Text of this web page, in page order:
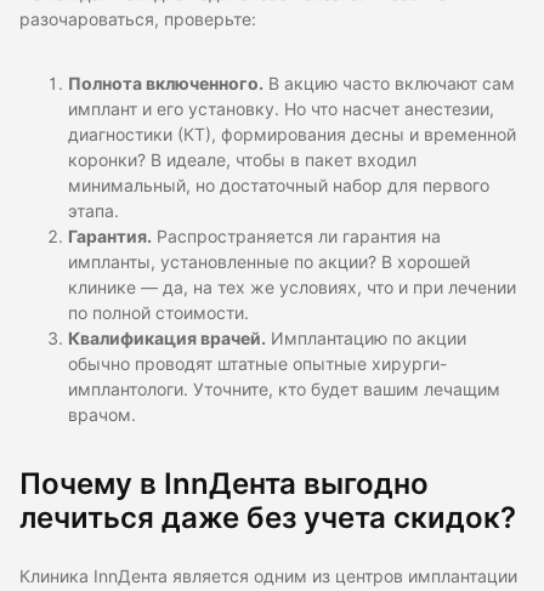
разочароваться, проверьте:
Полнота включенного. В акцию часто включают сам
имплант и его установку. Но что насчет анестезии,
диагностики (КТ), формирования десны и временной
коронки? В идеале, чтобы в пакет входил
минимальный, но достаточный набор для первого
этапа.
Гарантия. Распространяется ли гарантия на
импланты, установленные по акции? В хорошей
клинике — да, на тех же условиях, что и при лечении
по полной стоимости.
Квалификация врачей. Имплантацию по акции
обычно проводят штатные опытные хирурги-
имплантологи. Уточните, кто будет вашим лечащим
врачом.
Почему в InnДента выгодно
лечиться даже без учета скидок?
Клиника InnДента является одним из центров имплантации